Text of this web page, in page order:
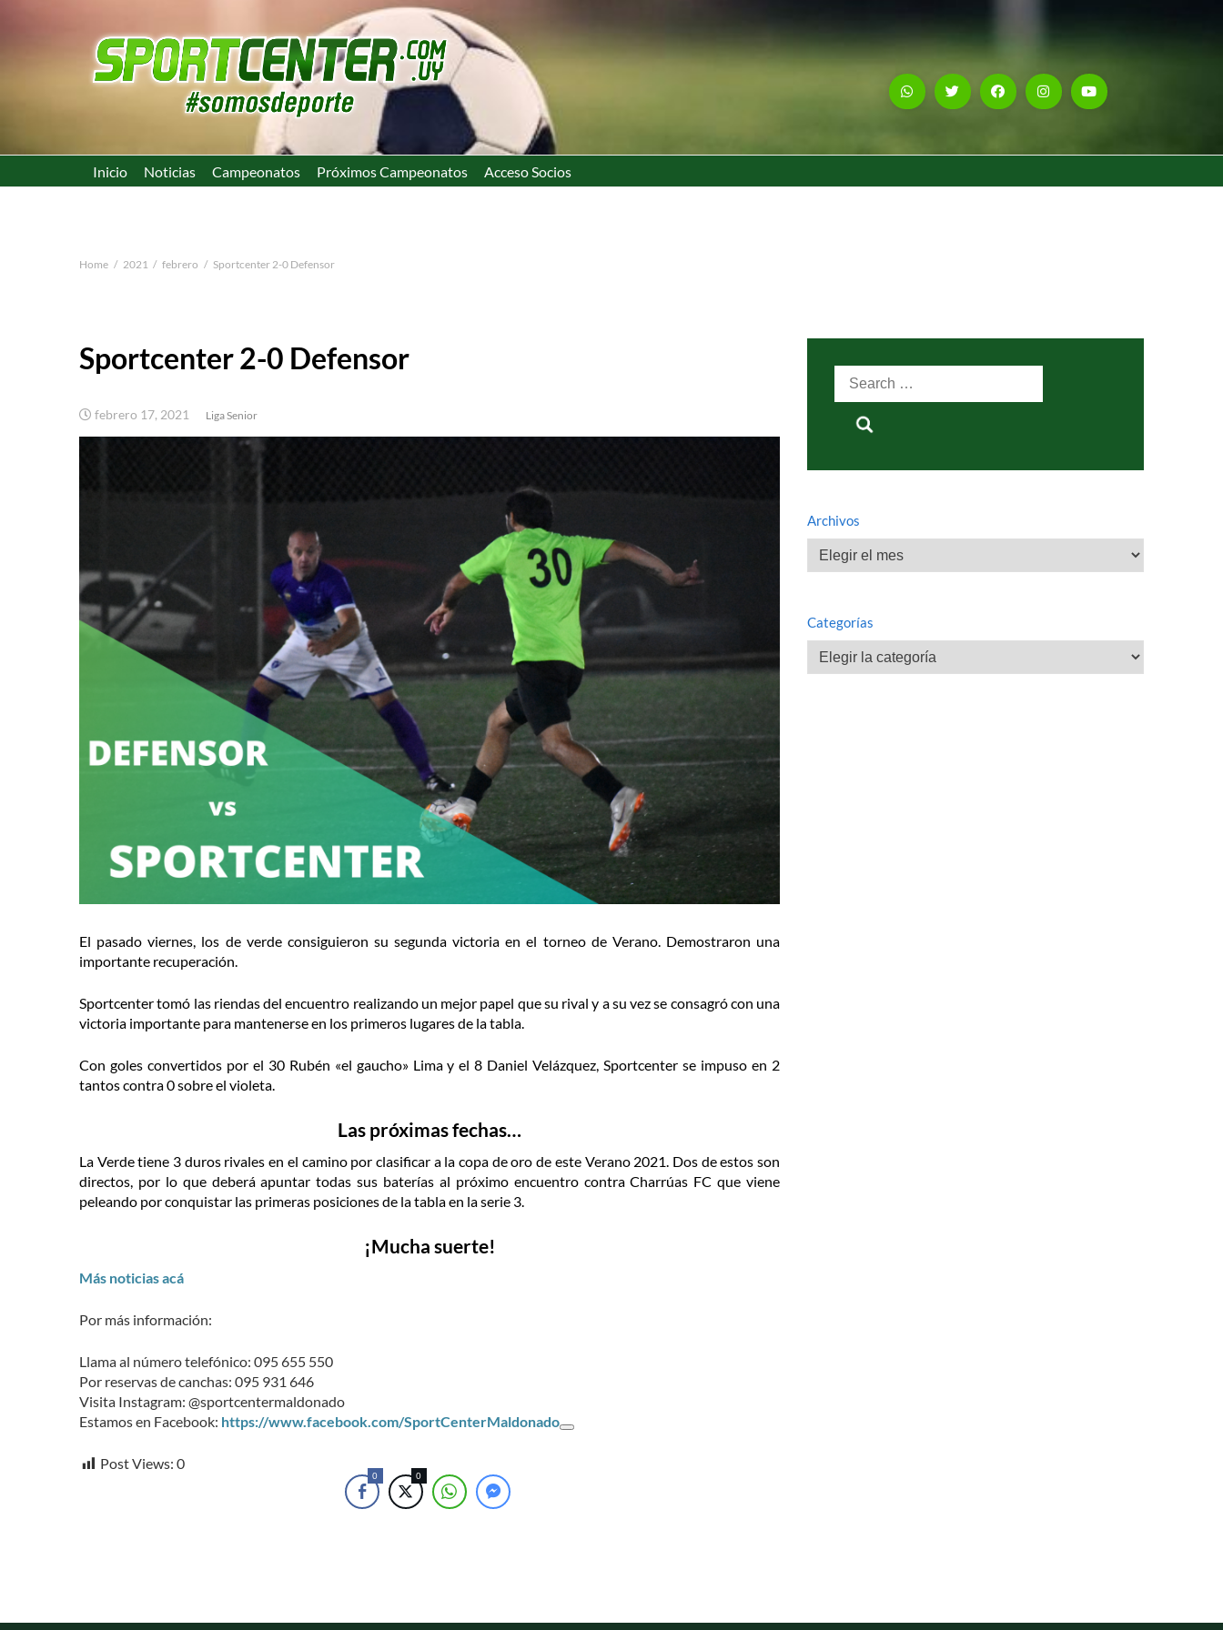
Inicio Noticias Campeonatos Próximos Campeonatos Acceso Socios
Home 2021 febrero Sportcenter 2-0 Defensor
Sportcenter 2-0 Defensor
febrero 17, 2021 Liga Senior
El pasado viernes, los de verde consiguieron su segunda victoria en el torneo de Verano. Demostraron una
importante recuperación.
Sportcenter tomó las riendas del encuentro realizando un mejor papel que su rival y a su vez se consagró con una
victoria importante para mantenerse en los primeros lugares de la tabla.
Con goles convertidos por el 30 Rubén «el gaucho» Lima y el 8 Daniel Velázquez, Sportcenter se impuso en 2
tantos contra 0 sobre el violeta.
Las próximas fechas…
La Verde tiene 3 duros rivales en el camino por clasificar a la copa de oro de este Verano 2021. Dos de estos son
directos, por lo que deberá apuntar todas sus baterías al próximo encuentro contra Charrúas FC que viene
peleando por conquistar las primeras posiciones de la tabla en la serie 3.
¡Mucha suerte!
Más noticias acá
Por más información:
Llama al número telefónico: 095 655 550
Por reservas de canchas: 095 931 646
Visita Instagram: @sportcentermaldonado
Estamos en Facebook: https://www.facebook.com/SportCenterMaldonado
Post Views: 0
0 0
Search
for:
Archivos
Archivos
Categorías
Categorías